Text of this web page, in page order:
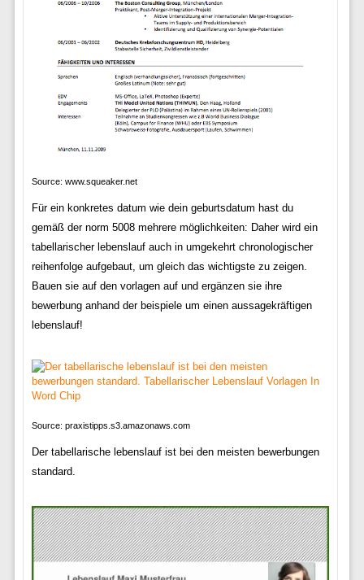
Source: www.squeaker.net
Für ein konkretes datum wie dein geburtsdatum hast du
gemäß der norm 5008 mehrere möglichkeiten: Daher wird ein
tabellarischer lebenslauf auch in umgekehrt chronologischer
reihenfolge aufgebaut, um gleich das wichtigste zu zeigen.
Bauen sie auf den vorlagen auf und ergänzen sie ihre
bewerbung anhand der beispiele um einen aussagekräftigen
lebenslauf!
Source: praxistipps.s3.amazonaws.com
Der tabellarische lebenslauf ist bei den meisten bewerbungen
standard.